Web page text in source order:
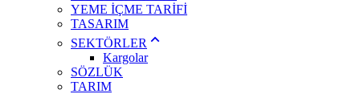
YEME İÇME TARİFİ
TASARIM
SEKTÖRLER
Kargolar
SÖZLÜK
TARIM